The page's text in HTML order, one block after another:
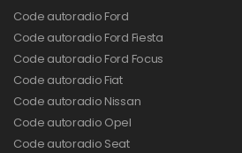
Code autoradio Ford
Code autoradio Ford Fiesta
Code autoradio Ford Focus
Code autoradio Fiat
Code autoradio Nissan
Code autoradio Opel
Code autoradio Seat